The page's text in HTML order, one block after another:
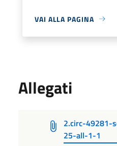
VAI ALLA PAGINA
Allegati
2.circ-49281-
25-all-1-1